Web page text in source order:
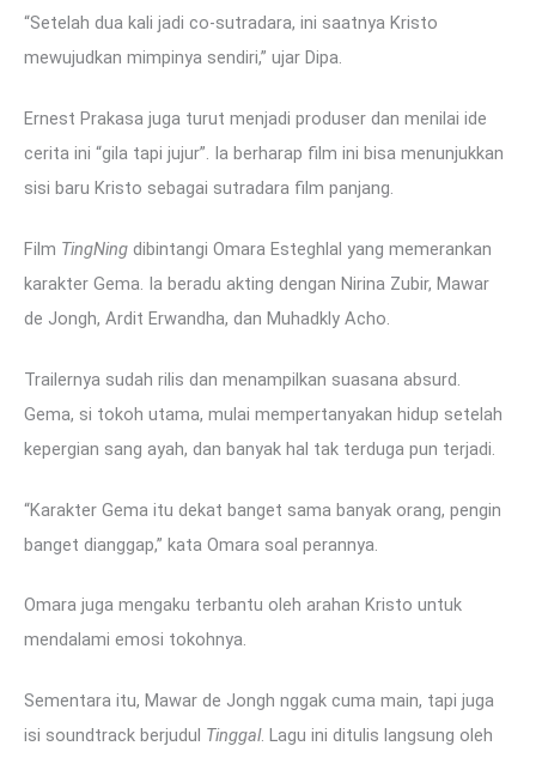
“Setelah dua kali jadi co-sutradara, ini saatnya Kristo
mewujudkan mimpinya sendiri,” ujar Dipa.
Ernest Prakasa juga turut menjadi produser dan menilai ide
cerita ini “gila tapi jujur”. Ia berharap film ini bisa menunjukkan
sisi baru Kristo sebagai sutradara film panjang.
Film TingNing dibintangi Omara Esteghlal yang memerankan
karakter Gema. Ia beradu akting dengan Nirina Zubir, Mawar
de Jongh, Ardit Erwandha, dan Muhadkly Acho.
Trailernya sudah rilis dan menampilkan suasana absurd.
Gema, si tokoh utama, mulai mempertanyakan hidup setelah
kepergian sang ayah, dan banyak hal tak terduga pun terjadi.
“Karakter Gema itu dekat banget sama banyak orang, pengin
banget dianggap,” kata Omara soal perannya.
Omara juga mengaku terbantu oleh arahan Kristo untuk
mendalami emosi tokohnya.
Sementara itu, Mawar de Jongh nggak cuma main, tapi juga
isi soundtrack berjudul Tinggal. Lagu ini ditulis langsung oleh